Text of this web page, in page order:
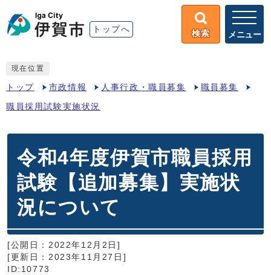
トップへ 検索 メニュー
現在位置
トップ 市政情報 人事行政・職員募集 職員募集
職員採用試験実施状況
令和4年度伊賀市職員採用
試験【追加募集】実施状
況について
[公開日：2022年12月2日]
[更新日：2023年11月27日]
ID:10773